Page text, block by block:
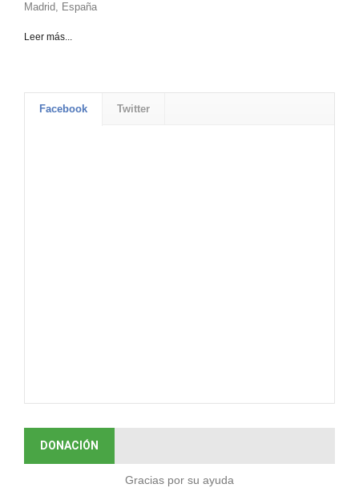
Madrid, España
Leer más...
Facebook Twitter
DONACIÓN
Gracias por su ayuda